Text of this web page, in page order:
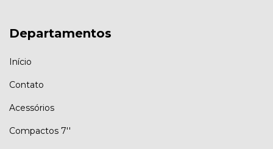
Departamentos
Início
Contato
Acessórios
Compactos 7''